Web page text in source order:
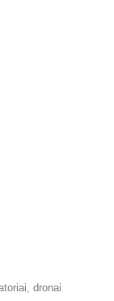
dronai